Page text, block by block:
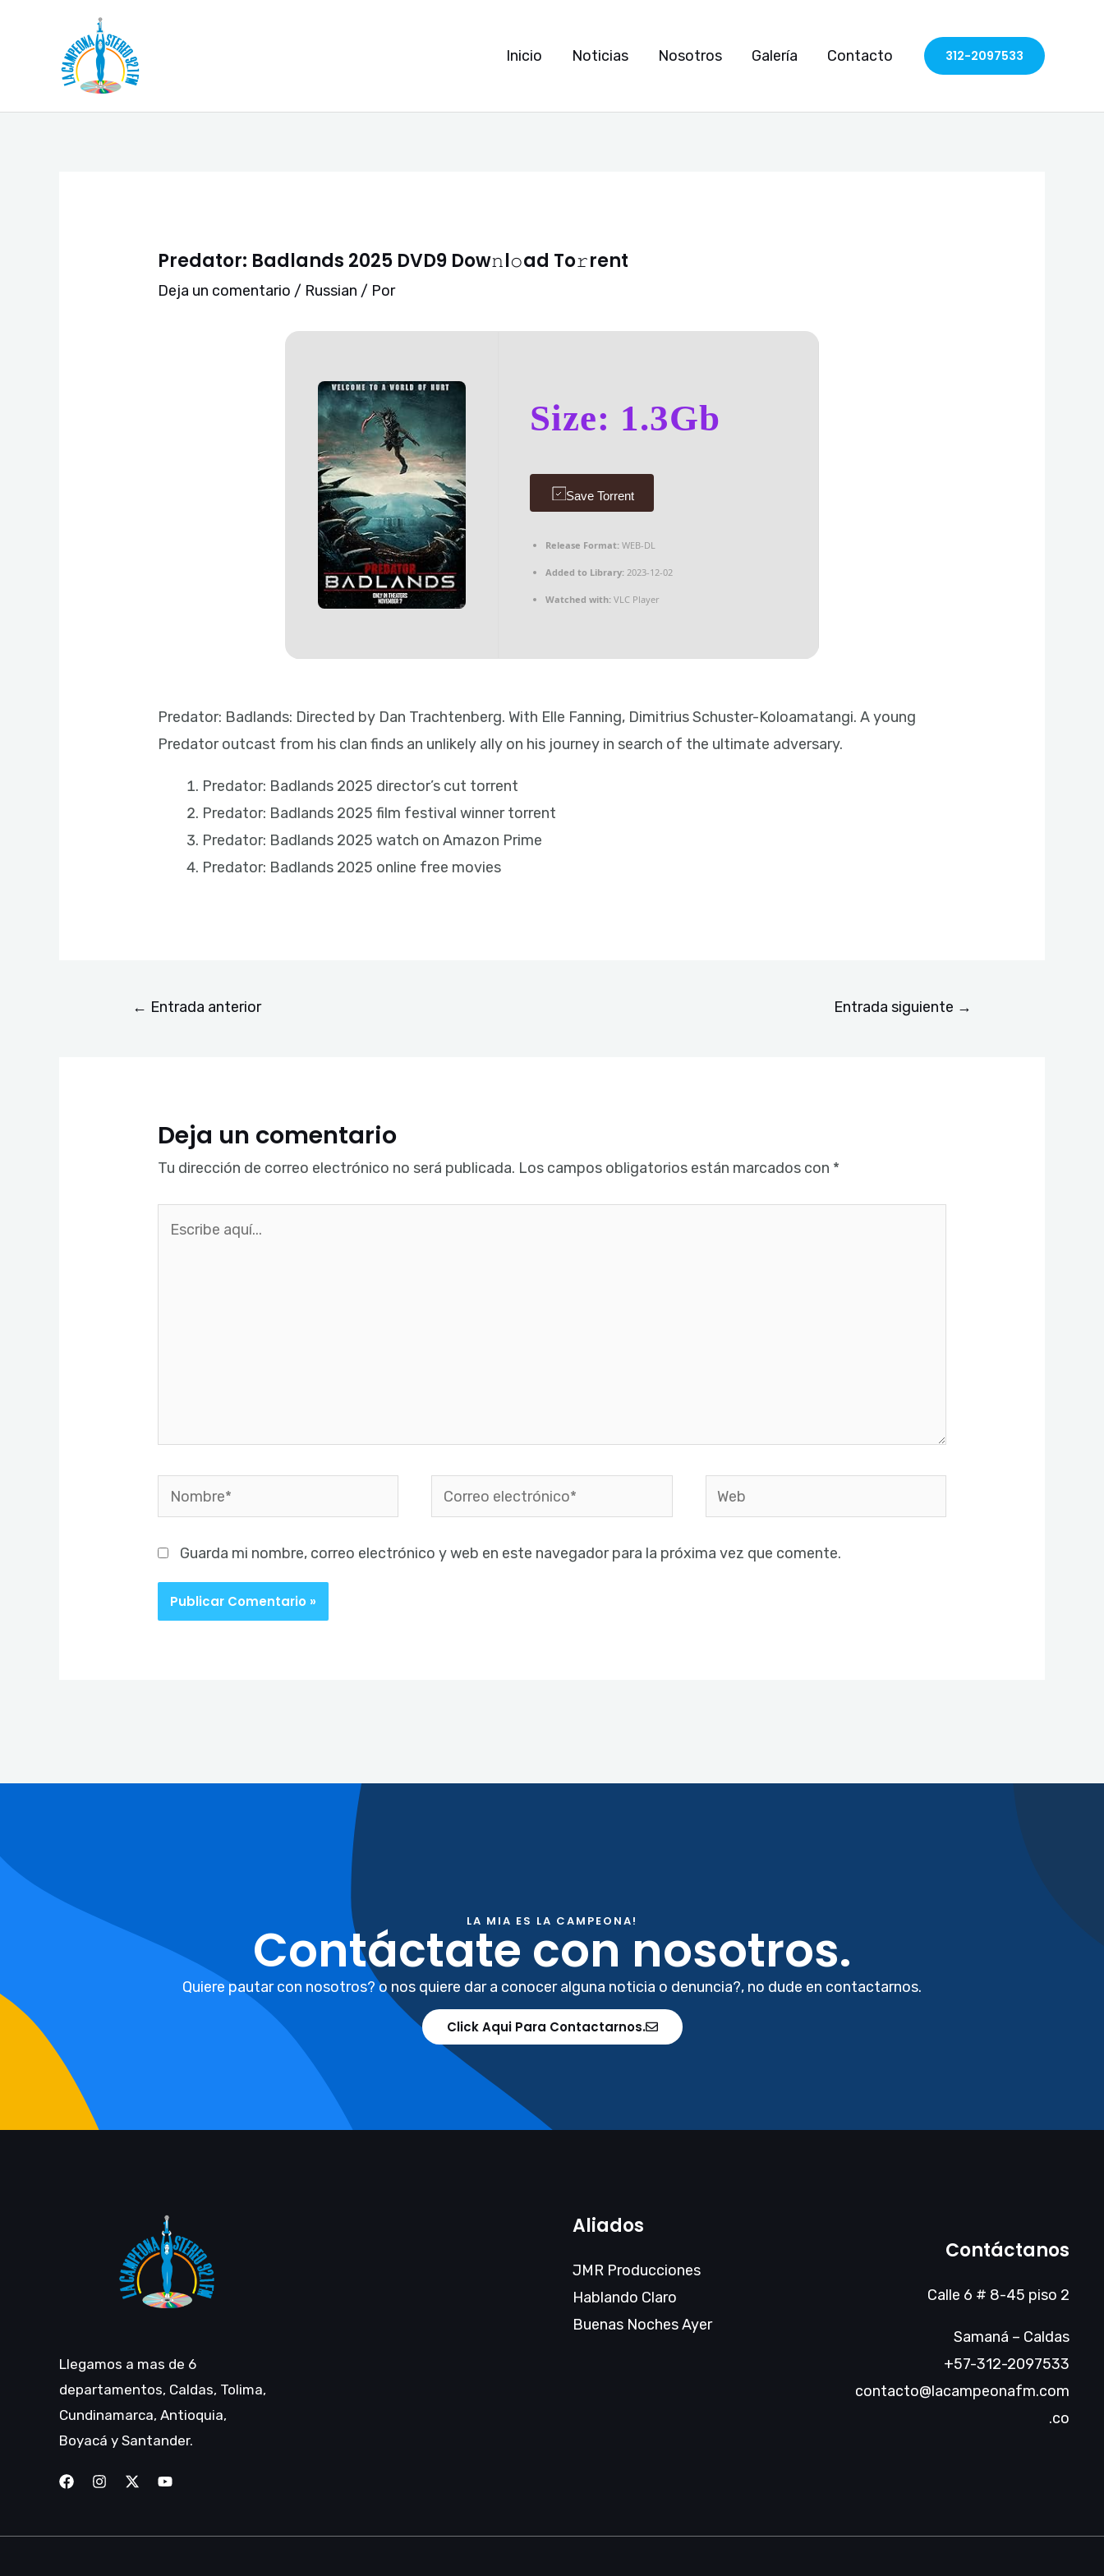
contenido
Inicio Noticias Nosotros Galería Contacto 312-2097533
Predator: Badlands 2025 DVD9 Dow𝚗l𝚘ad To𝚛rent
Deja un comentario / Russian / Por
Size: 1.3Gb
Save Torrent
Release Format: WEB-DL
Added to Library: 2023-12-02
Watched with: VLC Player
Predator: Badlands: Directed by Dan Trachtenberg. With Elle Fanning, Dimitrius Schuster-Koloamatangi. A young
Predator outcast from his clan finds an unlikely ally on his journey in search of the ultimate adversary.
Predator: Badlands 2025 director’s cut torrent
Predator: Badlands 2025 film festival winner torrent
Predator: Badlands 2025 watch on Amazon Prime
Predator: Badlands 2025 online free movies
de
entradas
← Entrada anterior Entrada siguiente →
Deja un comentario
Tu dirección de correo electrónico no será publicada. Los campos obligatorios están marcados con *
Nombre*
Correo
electrónico*
Web
Guarda mi nombre, correo electrónico y web en este navegador para la próxima vez que comente.
LA MIA ES LA CAMPEONA!
Contáctate con nosotros.
Quiere pautar con nosotros? o nos quiere dar a conocer alguna noticia o denuncia?, no dude en contactarnos.
Click Aqui Para Contactarnos.
Llegamos a mas de 6
departamentos, Caldas, Tolima,
Cundinamarca, Antioquia,
Boyacá y Santander.
Aliados
JMR Producciones
Hablando Claro
Buenas Noches Ayer
Contáctanos
Calle 6 # 8-45 piso 2
Samaná – Caldas
+57-312-2097533
contacto@lacampeonafm.com
.co